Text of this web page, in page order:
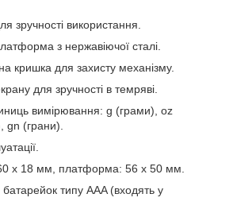
зручності використання.
з нержавіючої сталі.
кришка для захисту механізму.
для зручності в темряві.
вимірювання: g (грами), oz
gn (грани).
х 18 мм, платформа: 56 х 50 мм.
типу AAA (входять у